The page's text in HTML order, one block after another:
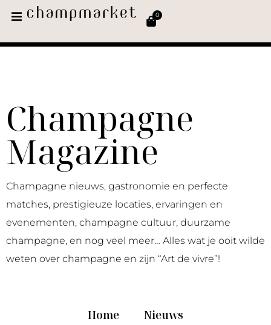
0
Champagne
Magazine
Champagne nieuws, gastronomie en perfecte
matches, prestigieuze locaties, ervaringen en
evenementen, champagne cultuur, duurzame
champagne, en nog veel meer… Alles wat je ooit wilde
weten over champagne en zijn “Art de vivre”!
Home
Nieuws